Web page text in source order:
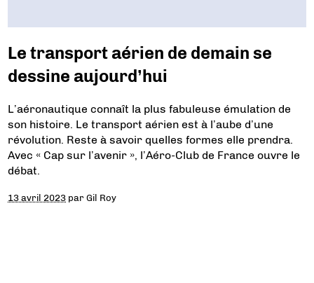
Le transport aérien de demain se
dessine aujourd’hui
L’aéronautique connaît la plus fabuleuse émulation de
son histoire. Le transport aérien est à l’aube d’une
révolution. Reste à savoir quelles formes elle prendra.
Avec « Cap sur l’avenir », l’Aéro-Club de France ouvre le
débat.
13 avril 2023 parGil Roy